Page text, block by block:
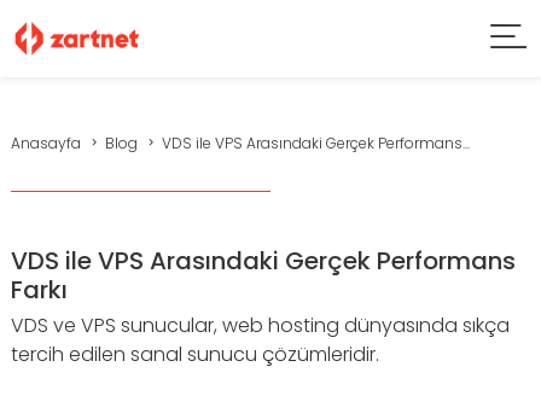
Anasayfa Blog VDS ile VPS Arasındaki Gerçek Performans...
VDS ile VPS Arasındaki Gerçek Performans
Farkı
VDS ve VPS sunucular, web hosting dünyasında sıkça
tercih edilen sanal sunucu çözümleridir.